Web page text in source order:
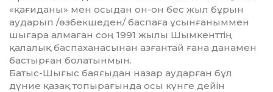
«қағиданы» мен осы­дан он-он бес жыл бұрын
аударып /өзбекшеден/ баспаға ұсынға­ным­мен
шығара алмаған соң 1991 жы­лы Шымкенттің
қалалық баспаха­насынан азғантай ғана данамен
бастырған болатынмын.
Батыс-Шығыс баяғыдан назар ау­дарған бұл
дүние қазақ топыра­ғын­да осы күнге дейін